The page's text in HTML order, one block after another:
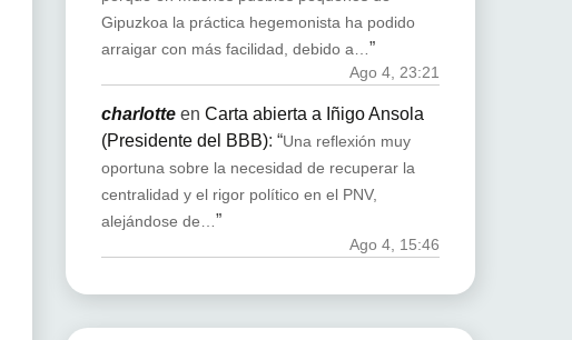
Gipuzkoa la práctica hegemonista ha podido
arraigar con más facilidad, debido a…”
Ago 4, 23:21
charlotteen Carta abierta a Iñigo Ansola
(Presidente del BBB): “Una reflexión muy
oportuna sobre la necesidad de recuperar la
centralidad y el rigor político en el PNV,
alejándose de…”
Ago 4, 15:46